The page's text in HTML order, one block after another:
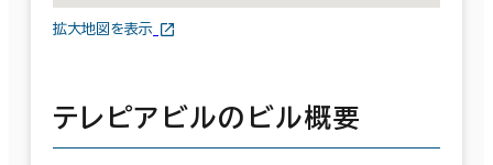
拡大地図を表示
テレピアビルのビル概要